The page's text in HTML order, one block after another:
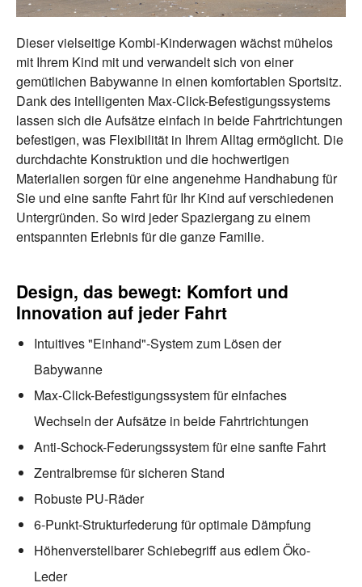
Dieser vielseitige Kombi-Kinderwagen wächst mühelos
mit Ihrem Kind mit und verwandelt sich von einer
gemütlichen Babywanne in einen komfortablen Sportsitz.
Dank des intelligenten Max-Click-Befestigungssystems
lassen sich die Aufsätze einfach in beide Fahrtrichtungen
befestigen, was Flexibilität in Ihrem Alltag ermöglicht. Die
durchdachte Konstruktion und die hochwertigen
Materialien sorgen für eine angenehme Handhabung für
Sie und eine sanfte Fahrt für Ihr Kind auf verschiedenen
Untergründen. So wird jeder Spaziergang zu einem
entspannten Erlebnis für die ganze Familie.
Design, das bewegt: Komfort und
Innovation auf jeder Fahrt
Intuitives "Einhand"-System zum Lösen der
Babywanne
Max-Click-Befestigungssystem für einfaches
Wechseln der Aufsätze in beide Fahrtrichtungen
Anti-Schock-Federungssystem für eine sanfte Fahrt
Zentralbremse für sicheren Stand
Robuste PU-Räder
6-Punkt-Strukturfederung für optimale Dämpfung
Höhenverstellbarer Schiebegriff aus edlem Öko-
Leder